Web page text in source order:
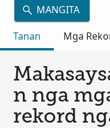
MANGITA
Tanan
Mga
n nga
rekord